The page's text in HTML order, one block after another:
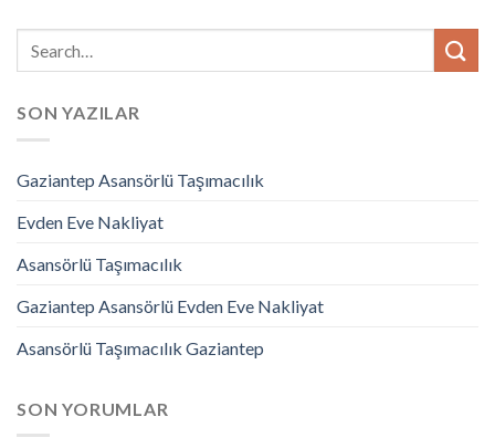
SON YAZILAR
Gaziantep Asansörlü Taşımacılık
Evden Eve Nakliyat
Asansörlü Taşımacılık
Gaziantep Asansörlü Evden Eve Nakliyat
Asansörlü Taşımacılık Gaziantep
SON YORUMLAR